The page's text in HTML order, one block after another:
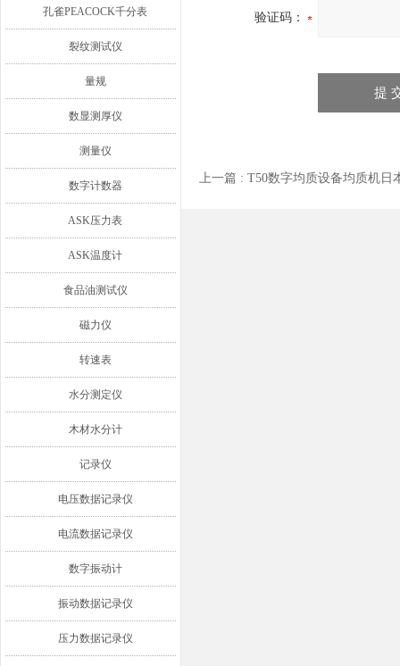
孔雀PEACOCK千分表
裂纹测试仪
量规
数显测厚仪
测量仪
数字计数器
ASK压力表
ASK温度计
食品油测试仪
磁力仪
转速表
水分测定仪
木材水分计
记录仪
电压数据记录仪
电流数据记录仪
数字振动计
振动数据记录仪
压力数据记录仪
验证码：
上一篇 : T50数字均质设备均质机日